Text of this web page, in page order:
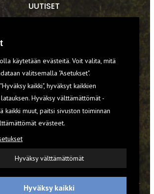
UUTISET
VARUSTEET
TILAA RETKI-LEHTI
YHTEYSTIEDOT
REKISTERISELOSTE
EVÄSTEET
käytetään evästeitä. Voit valita, mitä
valitsemalla "Asetukset".
kaikki", hyväksyt kaikkien
Hyväksy välttämättömät -
kaikki muut, paitsi sivuston toiminnan
evästeet.
Hyväksy välttämättömät
Hyväksy kaikki